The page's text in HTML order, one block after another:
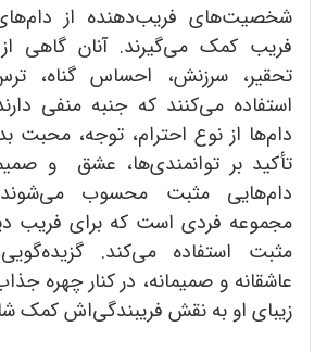
شخصیت‌های فریب‌دهنده از
فریب کمک می‌گیرند. آنان گاهی از
تحقیر، سرزنش، احساس گناه،
استفاده می‌کنند که جنبه منفی
دام‌ها از نوع احترام، توجه، محبت
تأکید بر توانمندی‌ها، عشق و
دام‌هایی مثبت محسوب
مجموعه فردی است که برای فریب
مثبت استفاده می‌کند.
عاشقانه و صمیمانه، در کنار چهره
زیبای او به نقش فریبندگی‌اش کمک